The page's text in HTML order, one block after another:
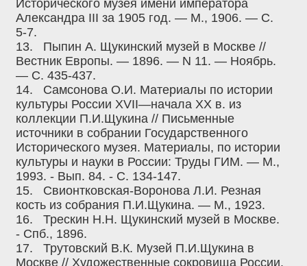
Исторического музея имени императора
Александра III за 1905 год. — М., 1906. — С.
5-7.
13.
Пыпин А. Щукинский музей в Москве //
Вестник Европы. — 1896. — N 11. — Ноябрь.
— С. 435-437.
14.
Самсонова О.И. Материалы по истории
культуры России XVII—начала XX в. из
коллекции П.И.Щукина // Письменные
источники в собрании Государственного
Исторического музея. Материалы, по истории
культуры и науки в России: Труды ГИМ. — М.,
1993. - Вып. 84. - С. 134-147.
15.
Свионтковская-Воронова Л.И. Резная
кость из собрания П.И.Щукина. — М., 1923.
16.
Трескин Н.Н. Щукинский музей в Москве.
- Спб., 1896.
17.
Трутовский В.К. Музей П.И.Щукина в
Москве // Художественные сокровища России.